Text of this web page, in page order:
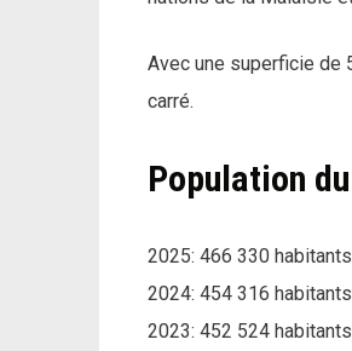
Avec une superficie de
carré.
Population
2025: 466 330 habitants
2024: 454 316 habitants
2023: 452 524 habitants